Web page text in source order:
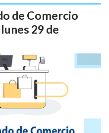
de Comercio
29 de